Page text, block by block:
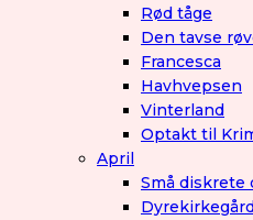
Rød tåge
Den tavse
Francesca
Havhvepsen
Vinterland
Optakt til
April
Små diskrete